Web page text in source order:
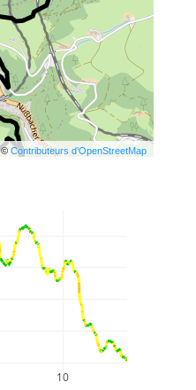
©Contributeurs d’OpenStreetMap
10